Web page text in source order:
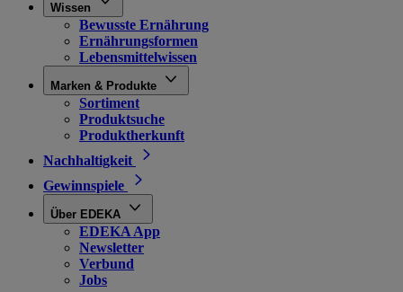
Wissen
Bewusste Ernährung
Ernährungsformen
Lebensmittelwissen
Marken & Produkte
Sortiment
Produktsuche
Produktherkunft
Nachhaltigkeit
Gewinnspiele
Über EDEKA
EDEKA App
Newsletter
Verbund
Jobs